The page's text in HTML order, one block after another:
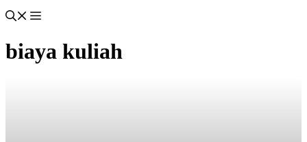
biaya kuliah